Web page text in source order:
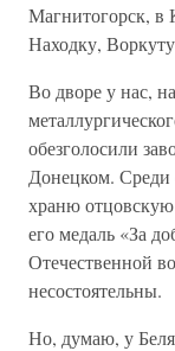
Магнитогорск, в
Находку,
Во дворе у нас,
обезголосили
Донецком. Среди
храню отцовскую
его медаль «За
Отечественной
несостоятельны.
Но, думаю, у